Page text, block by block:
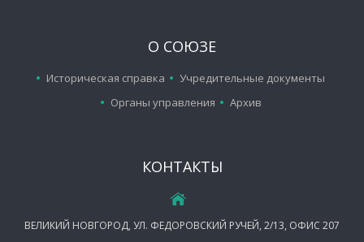
О СОЮЗЕ
Историческая справка
Учредительные документы
Органы управления
Архив
КОНТАКТЫ
ВЕЛИКИЙ НОВГОРОД, УЛ. ФЕДОРОВСКИЙ РУЧЕЙ, 2/13, ОФИС 207